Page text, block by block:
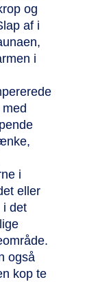
og
af i
i
i
eller
i det
også
kop te